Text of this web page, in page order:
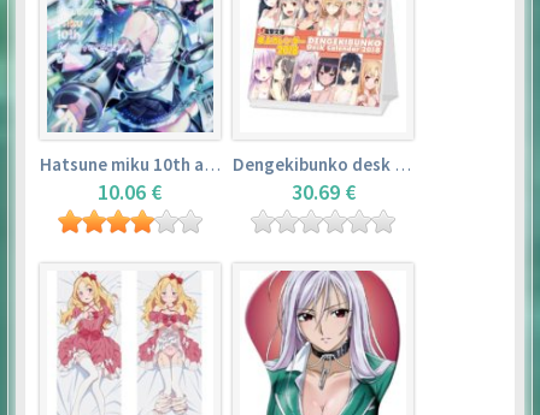
Hatsune miku 10th anniversary book
10.06 €
Dengekibunko desk calendar 2018
30.69 €